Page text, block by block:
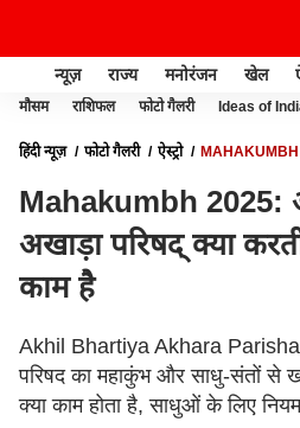
न्यूज़ राज्य मनोरंजन खेल
मौसम राशिफल फोटो गैलरी Ideas of
हिंदी न्यूज़ फोटो गैलरी ऐस्ट्रो
MAHAKUMBH
Mahakumbh 2025:
अखाड़ा परिषद् क्या
काम है
Akhil Bhartiya Akhara
परिषद का महाकुंभ और साधु-संतों से
क्या काम होता है, साधुओं के लिए